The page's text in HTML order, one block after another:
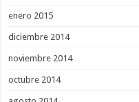
enero 2015
diciembre 2014
noviembre 2014
octubre 2014